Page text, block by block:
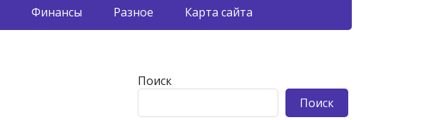
Финансы Разное Карта сайта
Поиск
Поиск